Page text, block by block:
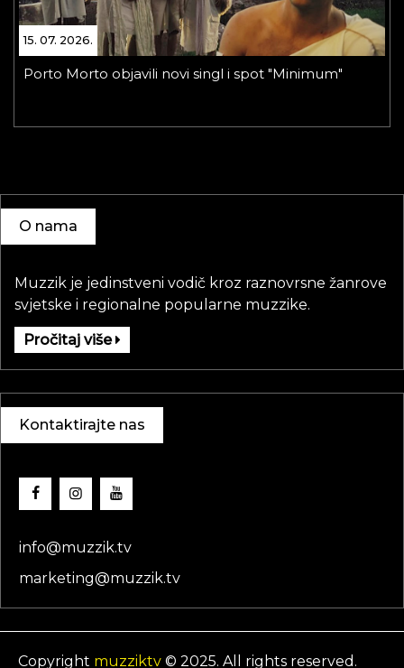
15. 07. 2026.
Porto Morto objavili novi singl i spot "Minimum"
O nama
Muzzik je jedinstveni vodič kroz raznovrsne žanrove
svjetske i regionalne popularne muzzike.
Pročitaj više
Kontaktirajte nas
info@muzzik.tv
marketing@muzzik.tv
Copyright muzziktv © 2025. All rights reserved.